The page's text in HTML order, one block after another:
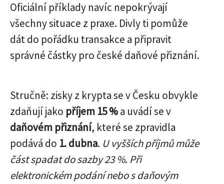
Oficiální příklady navíc nepokrývají
všechny situace z praxe. Divly ti pomůže
dát do pořádku transakce a připravit
správné částky pro české daňové přiznání.
Stručně: zisky z krypta se v Česku obvykle
zdaňují jako příjem 15 %a uvádí se v
daňovém přiznání, které se zpravidla
podává do 1. dubna. U vyšších příjmů může
část spadat do sazby 23 %. Při
elektronickém podání nebo s daňovým